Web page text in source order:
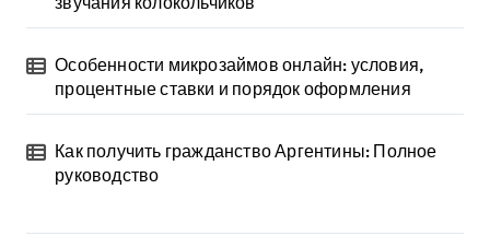
Особенности микрозаймов онлайн: условия,
процентные ставки и порядок оформления
Как получить гражданство Аргентины: Полное
руководство